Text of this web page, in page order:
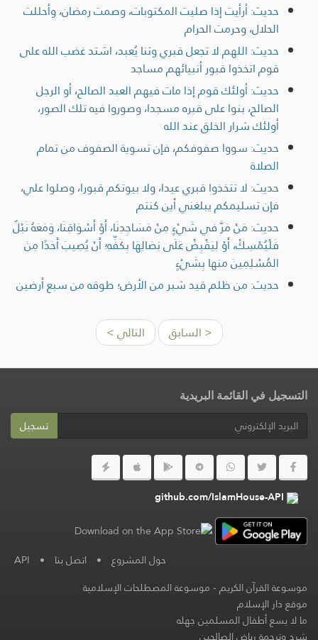
حديث: أرأيت إذا صليت المكتوبات، وصمت رمضان، وأحللت
الحلال، وحرمت الحرام
حديث: اللهم لا تجعل قبري وثنا يُعبد، اشتد غضب الله على
قوم اتخذوا قبور أنبيائهم مساجد
حديث: أولئك قوم إذا مات فيهم العبد الصالح، أو الرجل
الصالح، بنوا على قبره مسجدا، وصوروا فيه تلك الصور،
أولئك شرار الخلق عند الله
حديث: سووا صفوفكم، فإن تسوية الصفوف من تمام
الصلاة
حديث: لا تتخذوا قبري عيدا، ولا بيوتكم قبورا، وصلوا علي،
فإن تسليمكم يبلغني أين كنتم
حديث: مَنْ مَرَّ في شَيْءٍ مِنْ مَسَاجِدِنَا، أَوْ أَسْوَاقِنَا، وَمَعَهُ نَبْلٌ
فَلْيُمْسِكْ، أَوْ لِيَقْبِضْ عَلَى نِصَالِهَا بِكَفِّهِ؛ أَنْ يُصِيبَ أَحَدًا مِنَ
المُسْلِمِينَ منها بِشَيْءٍ
حديث: من ظلم قيد شبر من الأرض؛ طوقه من سبع أرضين
< السابق التالي >
التسجيل في القائمة البريدية
تسجيل
github.com/IslamHouse-API
حول المشروع • اتصل بنا •
API
موسوعة القرآن الكريم-موسوعة المصطلحات الإسلامية
موقع دار الإسلام
ما لا يسع أطفال المسلمين جهله
شرح وترجمة رياض الصالحين